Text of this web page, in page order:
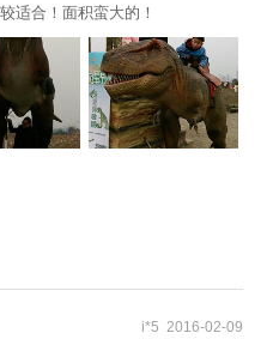
适合！面积蛮大的！
i*5 2016-02-09